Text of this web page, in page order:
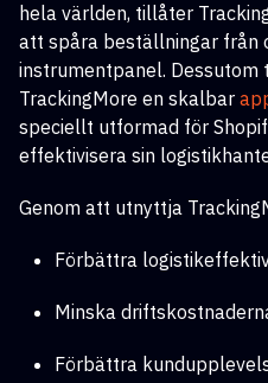
hela världen, tillåter
att spåra beställningar från
instrumentpanel.
TrackingMore en skalbar
speciellt utformad för
effektivisera sin
Genom att utnyttja
Förbättra
Minska
Förbättra